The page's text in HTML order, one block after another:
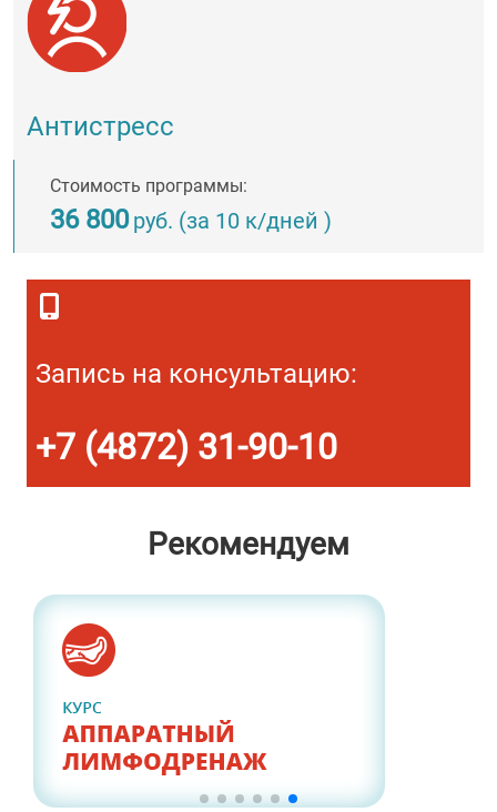
Антистресс
Стоимость программы:
36 800 руб. (за 10 к/дней )
Запись на консультацию:
+7 (4872) 31-90-10
Рекомендуем